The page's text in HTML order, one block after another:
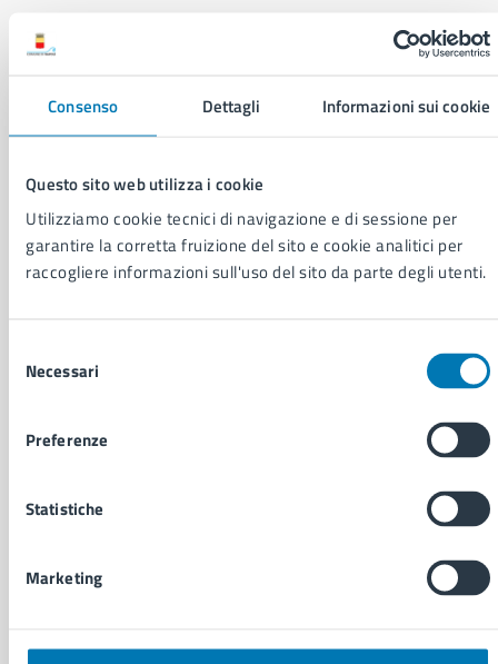
Consenso Dettagli Informazioni sui cookie
Questo sito web utilizza i cookie
Utilizziamo cookie tecnici di navigazione e di sessione per
garantire la corretta fruizione del sito e cookie analitici per
raccogliere informazioni sull'uso del sito da parte degli utenti.
delNecessari
Preferenze
Statistiche
Marketing
Comune di Napoli
AMMINISTRAZIONE
Aree amministrative
Organi di governo
Municipalità
Personale amministrativo
CATEGORIE DI SERVIZIO
Autorizzazioni